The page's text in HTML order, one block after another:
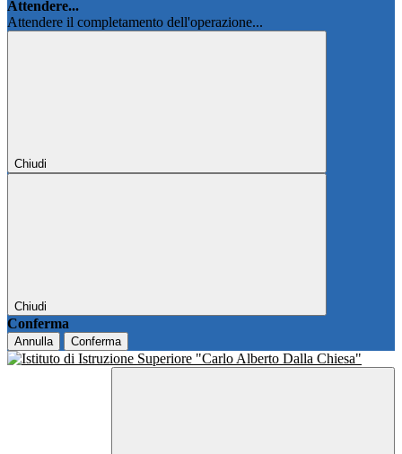
Attendere...
Attendere il completamento dell'operazione...
Chiudi
Chiudi
Conferma
Annulla Conferma